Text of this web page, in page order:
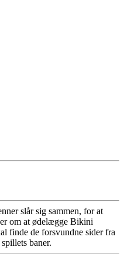
slår sig sammen, for at
om at ødelægge Bikini
finde de forsvundne sider fra
baner.